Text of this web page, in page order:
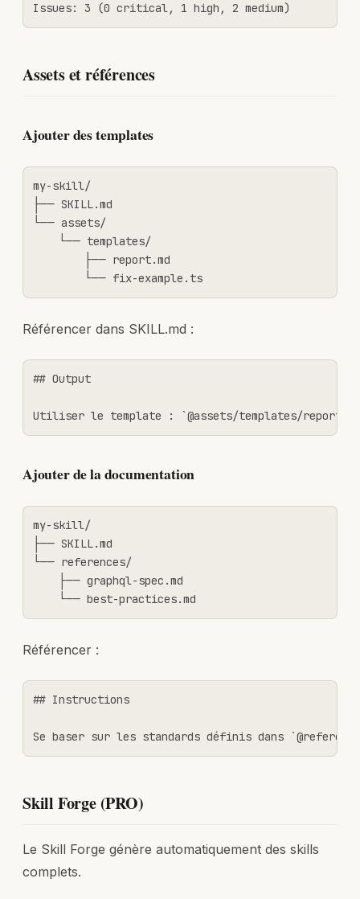
Issues: 3 (0 critical, 1 high, 2 medium)
Assets et références
Ajouter des templates
my-skill/
├── SKILL.md
└── assets/
    └── templates/
        ├── report.md
        └── fix-example.ts
Référencer dans SKILL.md :
## Output
Utiliser le template : `@assets/templates/
Ajouter de la documentation
my-skill/
├── SKILL.md
└── references/
    ├── graphql-spec.md
    └── best-practices.md
Référencer :
## Instructions
Se baser sur les standards définis dans
Skill Forge (PRO)
Le Skill Forge génère automatiquement des skills
complets.